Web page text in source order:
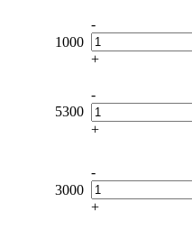
1000
-
+
5300
-
+
3000
-
+